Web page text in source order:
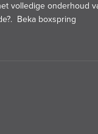
volledige onderhoud
Beka boxspring